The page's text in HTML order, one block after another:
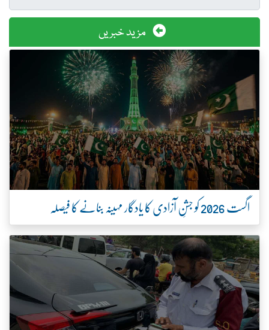
مزید خبریں
اگست 2026 کو جشنِ آزادی کا یادگار مہینہ بنانے کا فیصلہ